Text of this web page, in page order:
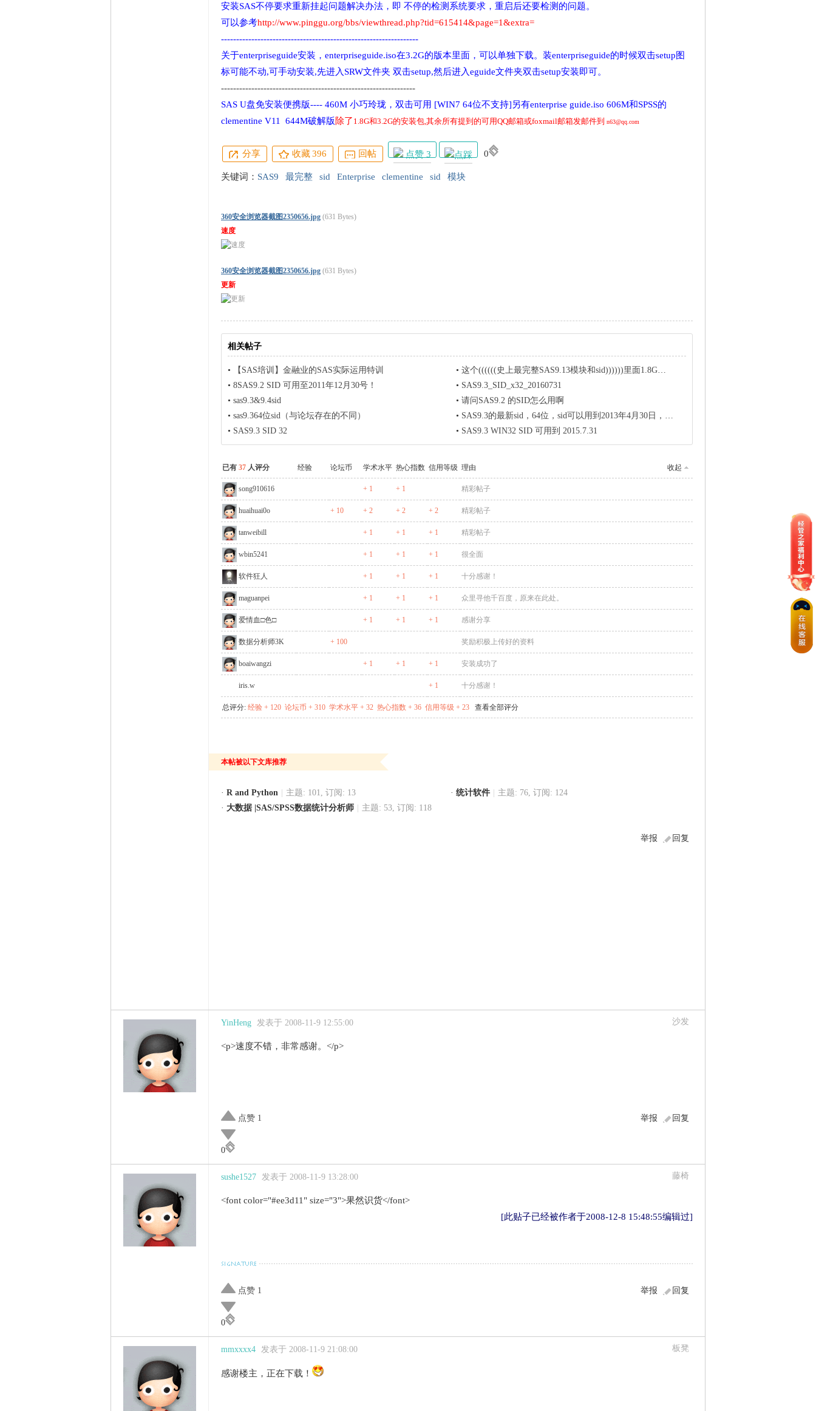
安装SAS不停要求重新挂起问题解决办法，即 不停的检测系统要求，重启后还要检测的问题。
可以参考http://www.pinggu.org/bbs/viewthread.php?tid=615414&page=1&extra=
-----------------------------------------------------------------
关于enterpriseguide安装，enterpriseguide.iso在3.2G的版本里面，可以单独下载。 装enterpriseguide的时候双击setup图
标可能不动,可手动安装,先进入SRW文件夹 双击setup,然后进入eguide文件夹双击setup安装即可。
----------------------------------------------------------------
SAS U盘免安装便携版---- 460M 小巧玲珑，双击可用 [WIN7 64位不支持]另有enterprise guide.iso 606M和SPSS的
clementine V11 644M破解版 除了 1.8G和3.2G的安装包, 其余所有提到的可用QQ邮箱或foxmail邮箱发邮件到 n63@qq.com
分享 收藏396 回帖 点赞 3 0
关键词： SAS9 最完整 sid Enterprise clementine sid 模块
360安全浏览器截图2350656.jpg (631 Bytes)
速度
360安全浏览器截图2350656.jpg (631 Bytes)
更新
相关帖子
• 【SAS培训】金融业的SAS实际运用特训 • 这个((((((史上最完整SAS9.13模块和sid))))))里面1.8G的有谁装成功的？
• 8SAS9.2 SID 可用至2011年12月30号！ • SAS9.3_SID_x32_20160731
• sas9.3&9.4sid • 请问SAS9.2 的SID怎么用啊
• sas9.364位sid（与论坛存在的不同） • SAS9.3的最新sid，64位，sid可以用到2013年4月30日，大家快来更新
• SAS9.3 SID 32 • SAS9.3 WIN32 SID 可用到 2015.7.31
已有 37 人评分 经验 论坛币 学术水平 热心指数 信用等级 收起
理由
song910616 + 1 + 1 精彩帖子
huaihuai0o + 10 + 2 + 2 + 2 精彩帖子
tanweibill + 1 + 1 + 1 精彩帖子
wbin5241 + 1 + 1 + 1 很全面
软件狂人 + 1 + 1 + 1 十分感谢！
maguanpei + 1 + 1 + 1 众里寻他千百度，原来在此处。
爱情血□色□ + 1 + 1 + 1 感谢分享
数据分析师3K + 100 奖励积极上传好的资料
boaiwangzi + 1 + 1 + 1 安装成功了
iris.w + 1 十分感谢！
总评分: 经验 + 120 论坛币 + 310 学术水平 + 32 热心指数 + 36 信用等级 + 23 查看全部评分
本帖被以下文库推荐
· R and Python 主题: 101, 订阅: 13 · 统计软件
主题: 76, 订阅: 124
· 大数据 |SAS/SPSS数据统计分析师 主题: 53, 订阅: 118
回复
举报
沙发
YinHeng 发表于 2008-11-9 12:55:00
<p>速度不错，非常感谢。</p>
回复
举报
点赞 1
0
藤椅
sushe1527 发表于 2008-11-9 13:28:00
<font color="#ee3d11" size="3">果然识货</font>
[此贴子已经被作者于2008-12-8 15:48:55编辑过]
回复
举报
点赞 1
0
板凳
mmxxxx4 发表于 2008-11-9 21:08:00
感谢楼主，正在下载！